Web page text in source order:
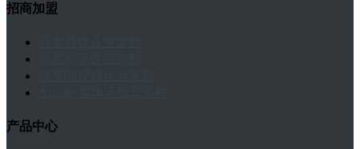
招商加盟
产品中心